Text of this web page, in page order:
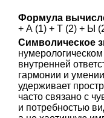
Формула
+ А (1) + Т (2) + Ы
Символическое
внутренней
гармонии и
удерживает
часто связано с
и потребностью